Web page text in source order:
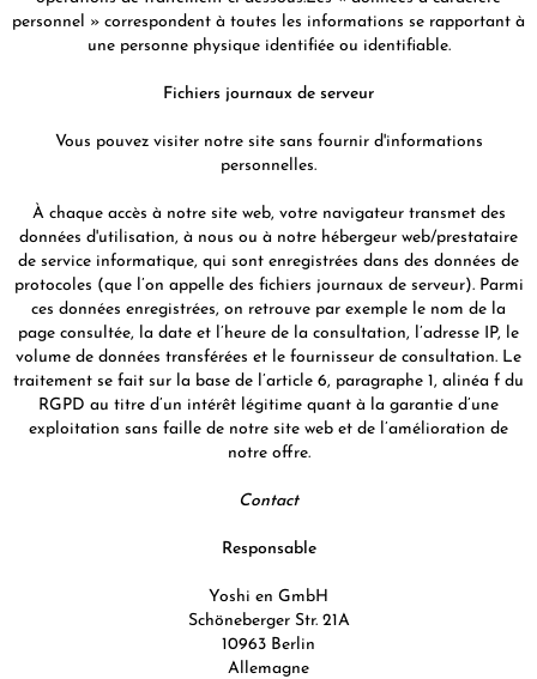
RECOMMANDATIONS
THÉ JAUNE
PHOENIX DANCONG
ZHANGPING SHUI XIAN
JAPON
THAÏLANDE
RECOMMANDATIONS
COFFRETS & CADEAUX
CORÉE
TURQUIE
RECOMMANDATIONS
COFFRETS & CADEAUX
VARIÉTÉS
ROOIBOS
THÉS D'AMAZONIE
ENCENS RARES
personnel » correspondent à toutes les informations se rapportant à
une personne physique identifiée ou identifiable.
Fichiers journaux de serveur
Vous pouvez visiter notre site sans fournir d'informations
personnelles.
À chaque accès à notre site web, votre navigateur transmet des
données d'utilisation, à nous ou à notre hébergeur web/prestataire
de service informatique, qui sont enregistrées dans des données de
protocoles (que l’on appelle des fichiers journaux de serveur). Parmi
ces données enregistrées, on retrouve par exemple le nom de la
page consultée, la date et l’heure de la consultation, l’adresse IP, le
volume de données transférées et le fournisseur de consultation. Le
traitement se fait sur la base de l’article 6, paragraphe 1, alinéa f du
RGPD au titre d’un intérêt légitime quant à la garantie d’une
exploitation sans faille de notre site web et de l’amélioration de
notre offre.
Contact
Responsable
Yoshi en GmbH
Schöneberger Str. 21A
10963 Berlin
Allemagne